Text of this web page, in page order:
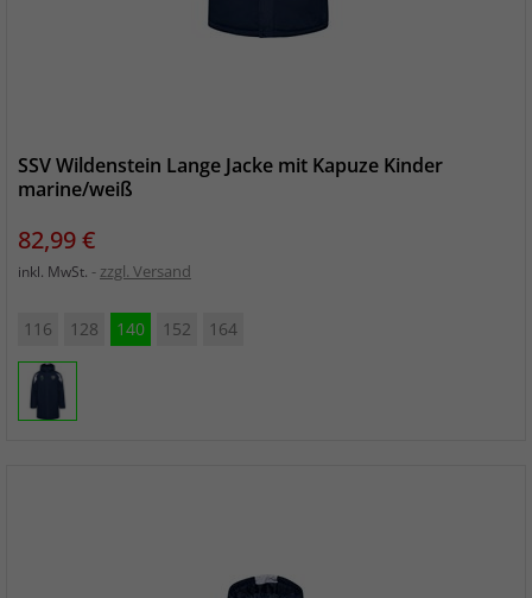
SSV Wildenstein Lange Jacke mit Kapuze Kinder
marine/weiß
Preis
82,99 €
inkl. MwSt. zzgl. Versand
116 128 140 152 164